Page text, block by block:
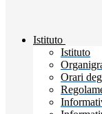
Istituto
Istituto
Orari